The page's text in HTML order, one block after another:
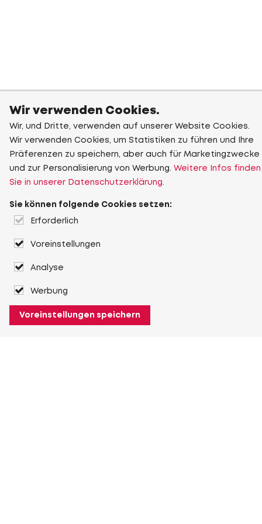
Wir verwenden Cookies.
Wir, und Dritte, verwenden auf unserer Website Cookies.
Wir verwenden Cookies, um Statistiken zu führen und Ihre
Präferenzen zu speichern, aber auch für Marketingzwecke
und zur Personalisierung von Werbung. Weitere Infos finden
Sie in unserer Datenschutzerklärung.
Sie können folgende Cookies setzen:
Erforderlich
Voreinstellungen
Analyse
Werbung
Voreinstellungen speichern